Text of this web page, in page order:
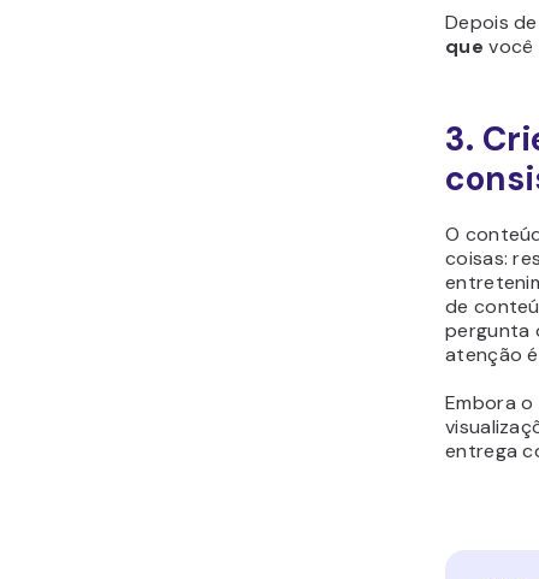
Depois
que você
3.
O
coisas:
de
pergunta
atenção
Embora
entrega